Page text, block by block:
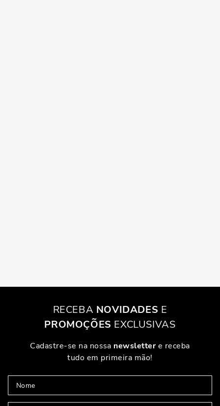
RECEBA NOVIDADES E
PROMOÇÕES EXCLUSIVAS
Cadastre-se na nossa newslettere receba
tudo em primeira mão!